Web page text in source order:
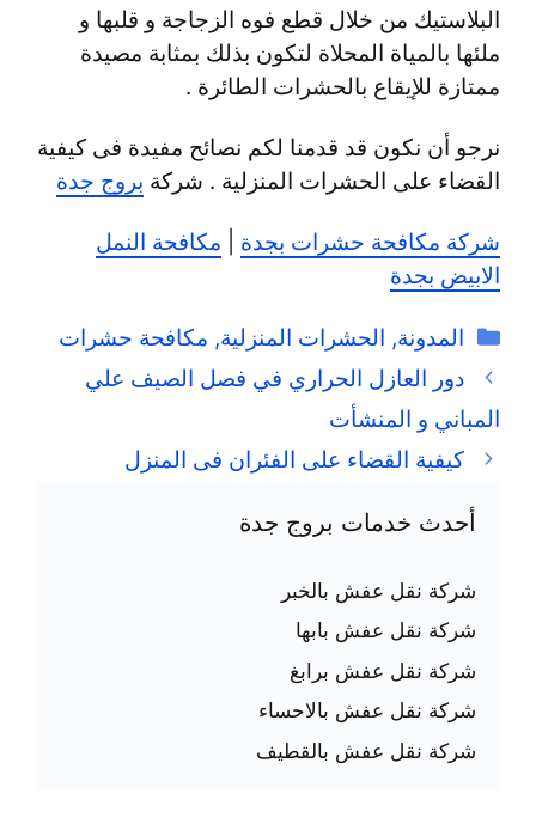
البلاستيك من خلال قطع فوه الزجاجة و قلبها و
ملئها بالمياة المحلاة لتكون بذلك بمثابة مصيدة
ممتازة للإيقاع بالحشرات الطائرة .
نرجو أن نكون قد قدمنا لكم نصائح مفيدة فى كيفية
القضاء على الحشرات المنزلية . شركة بروج جدة
شركة مكافحة حشرات بجدة
مكافحة النمل
الابيض بجدة
التصنيفات
المدونة, الحشرات المنزلية, مكافحة حشرات
دور العازل الحراري في فصل الصيف علي
المباني و المنشأت
كيفية القضاء على الفئران فى المنزل
أحدث خدمات بروج جدة
شركة نقل عفش بالخبر
شركة نقل عفش بابها
شركة نقل عفش برابغ
شركة نقل عفش بالاحساء
شركة نقل عفش بالقطيف